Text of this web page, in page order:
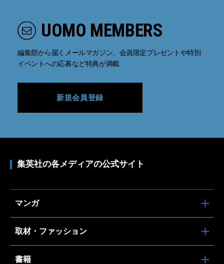
UOMO MEMBERS
編集部から届くメールマガジン、会員限定プレゼントや特別
イベントへの応募など特典が満載
新規会員登録
集英社の各メディアの公式サイト
マンガ
取材・ファッション
書籍